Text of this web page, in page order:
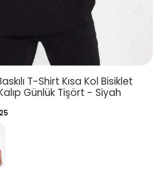
T-Shirt Kısa Kol Bisiklet
Günlük Tişört - Siyah